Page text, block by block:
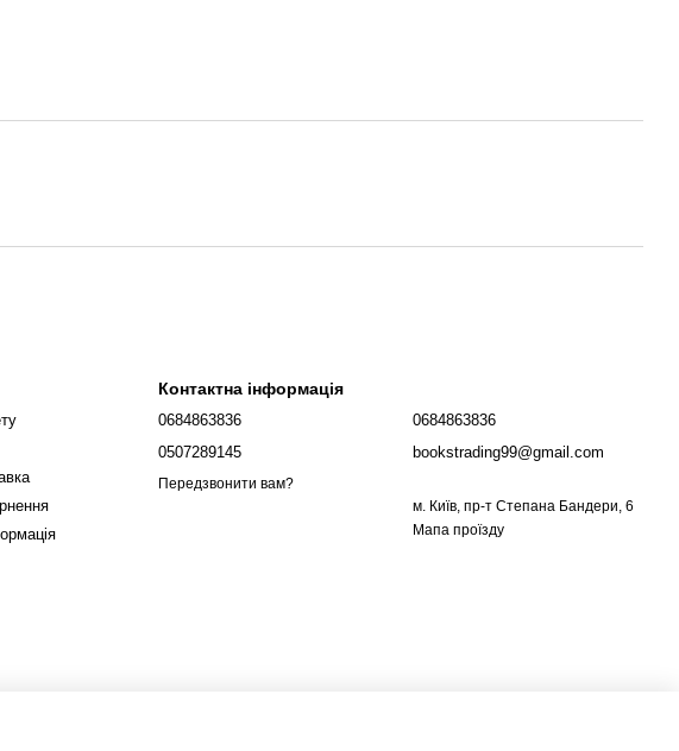
Контактна інформація
0684863836
0507289145
Передзвонити вам?
0684863836
bookstrading99@gmail.com
м. Київ, пр-т Степана Бандери, 6
Мапа проїзду